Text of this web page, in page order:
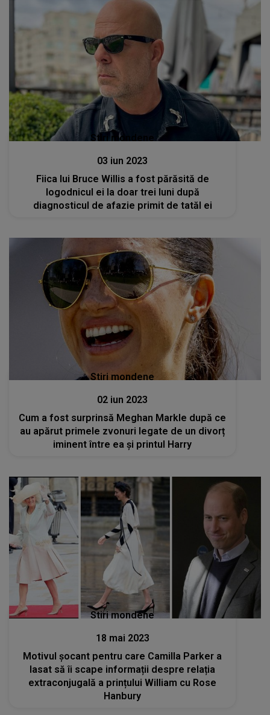
Stiri mondene
03 iun 2023
Fiica lui Bruce Willis a fost părăsită de
logodnicul ei la doar trei luni după
diagnosticul de afazie primit de tatăl ei
Stiri mondene
02 iun 2023
Cum a fost surprinsă Meghan Markle după ce
au apărut primele zvonuri legate de un divorț
iminent între ea și printul Harry
Stiri mondene
18 mai 2023
Motivul șocant pentru care Camilla Parker a
lasat să îi scape informații despre relația
extraconjugală a prințului William cu Rose
Hanbury